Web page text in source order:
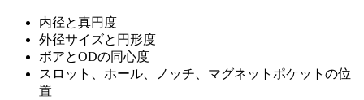
内径と真円度
外径サイズと円形度
ボアとODの同心度
スロット、ホール、ノッチ、マグネットポケットの位
置